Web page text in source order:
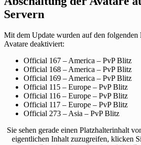
Servern
Mit dem Update wurden auf den folgenden
Avatare deaktiviert:
Official 167 – America – PvP Blitz
Official 168 – America – PvP Blitz
Official 169 – America – PvP Blitz
Official 115 – Europe – PvP Blitz
Official 116 – Europe – PvP Blitz
Official 117 – Europe – PvP Blitz
Official 273 – Asia – PvP Blitz
Sie sehen gerade einen Platzhalterinhalt
eigentlichen Inhalt zuzugreifen, klicken